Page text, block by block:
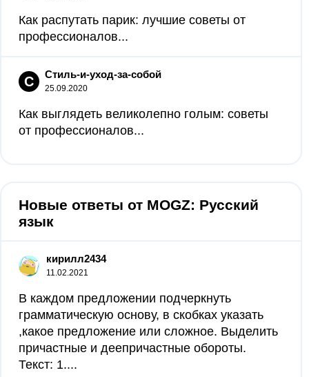
Как распутать парик: лучшие советы от
профессионалов...
С Стиль-и-уход-за-собой
25.09.2020
Как выглядеть великолепно голым: советы
от профессионалов...
Новые ответы от MOGZ: Русский
язык
кирилл2434
11.02.2021
В каждом предложении подчеркнуть
грамматическую основу, в скобках указать
,какое предложение или сложное. Выделить
причастные и деепричастные обороты.
Текст: 1....